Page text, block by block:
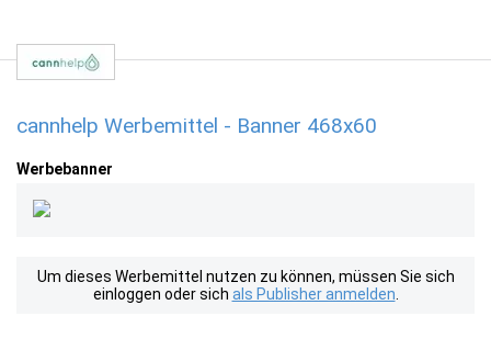
cannhelp Werbemittel - Banner 468x60
Werbebanner
Um dieses Werbemittel nutzen zu können, müssen Sie sich
einloggen oder sich als Publisher anmelden